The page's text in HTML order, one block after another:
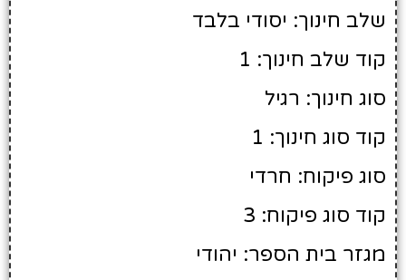
שלב חינוך: יסודי בלבד
קוד שלב חינוך: 1
סוג חינוך: רגיל
קוד סוג חינוך: 1
סוג פיקוח: חרדי
קוד סוג פיקוח: 3
מגזר בית הספר: יהודי